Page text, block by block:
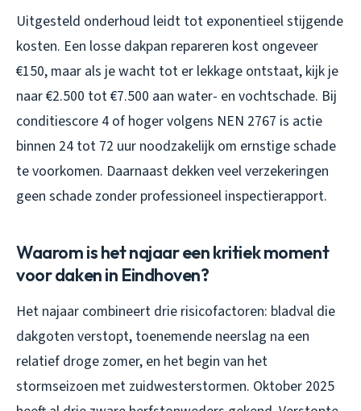
Uitgesteld onderhoud leidt tot exponentieel stijgende
kosten. Een losse dakpan repareren kost ongeveer
€150, maar als je wacht tot er lekkage ontstaat, kijk je
naar €2.500 tot €7.500 aan water- en vochtschade. Bij
conditiescore 4 of hoger volgens NEN 2767 is actie
binnen 24 tot 72 uur noodzakelijk om ernstige schade
te voorkomen. Daarnaast dekken veel verzekeringen
geen schade zonder professioneel inspectierapport.
Waarom is het najaar een kritiek moment
voor daken in Eindhoven?
Het najaar combineert drie risicofactoren: bladval die
dakgoten verstopt, toenemende neerslag na een
relatief droge zomer, en het begin van het
stormseizoen met zuidwesterstormen. Oktober 2025